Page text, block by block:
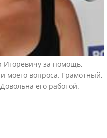
Игоревичу за помощь,
моего вопроса. Грамотный,
его работой.